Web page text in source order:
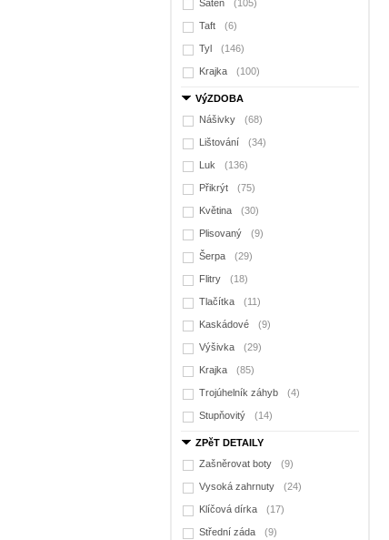
Satén (105)
Taft (6)
Tyl (146)
Krajka (100)
VýZDOBA
Nášivky
(68)
Lištování (34)
Luk (136)
Přikrýt (75)
Květina (30)
Plisovaný (9)
Šerpa (29)
Flitry (18)
Tlačítka (11)
Kaskádové (9)
Výšivka (29)
Krajka (85)
Trojúhelník záhyb (4)
Stupňovitý (14)
ZPěT DETAILY
Zašněrovat boty
(9)
Vysoká zahrnuty (24)
Klíčová dírka (17)
Střední záda (9)